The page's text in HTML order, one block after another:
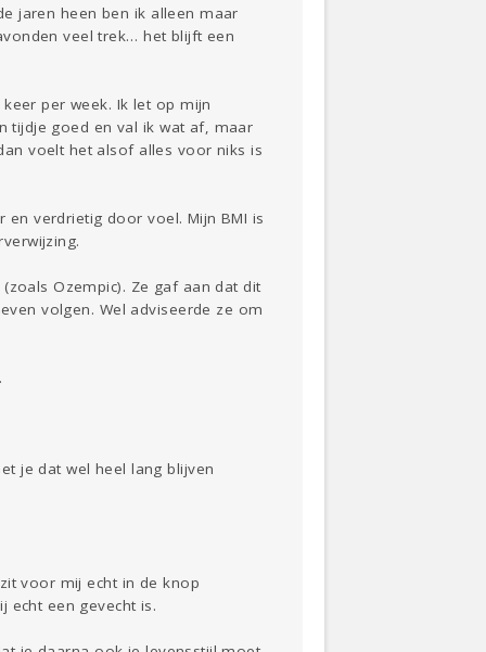
jaren heen ben ik alleen maar
veel trek… het blijft een
per week. Ik let op mijn
tijdje goed en val ik wat af, maar
voelt het alsof alles voor niks is
verdrietig door voel. Mijn BMI is
Ozempic). Ze gaf aan dat dit
volgen. Wel adviseerde ze om
je dat wel heel lang blijven
voor mij echt in de knop
echt een gevecht is.